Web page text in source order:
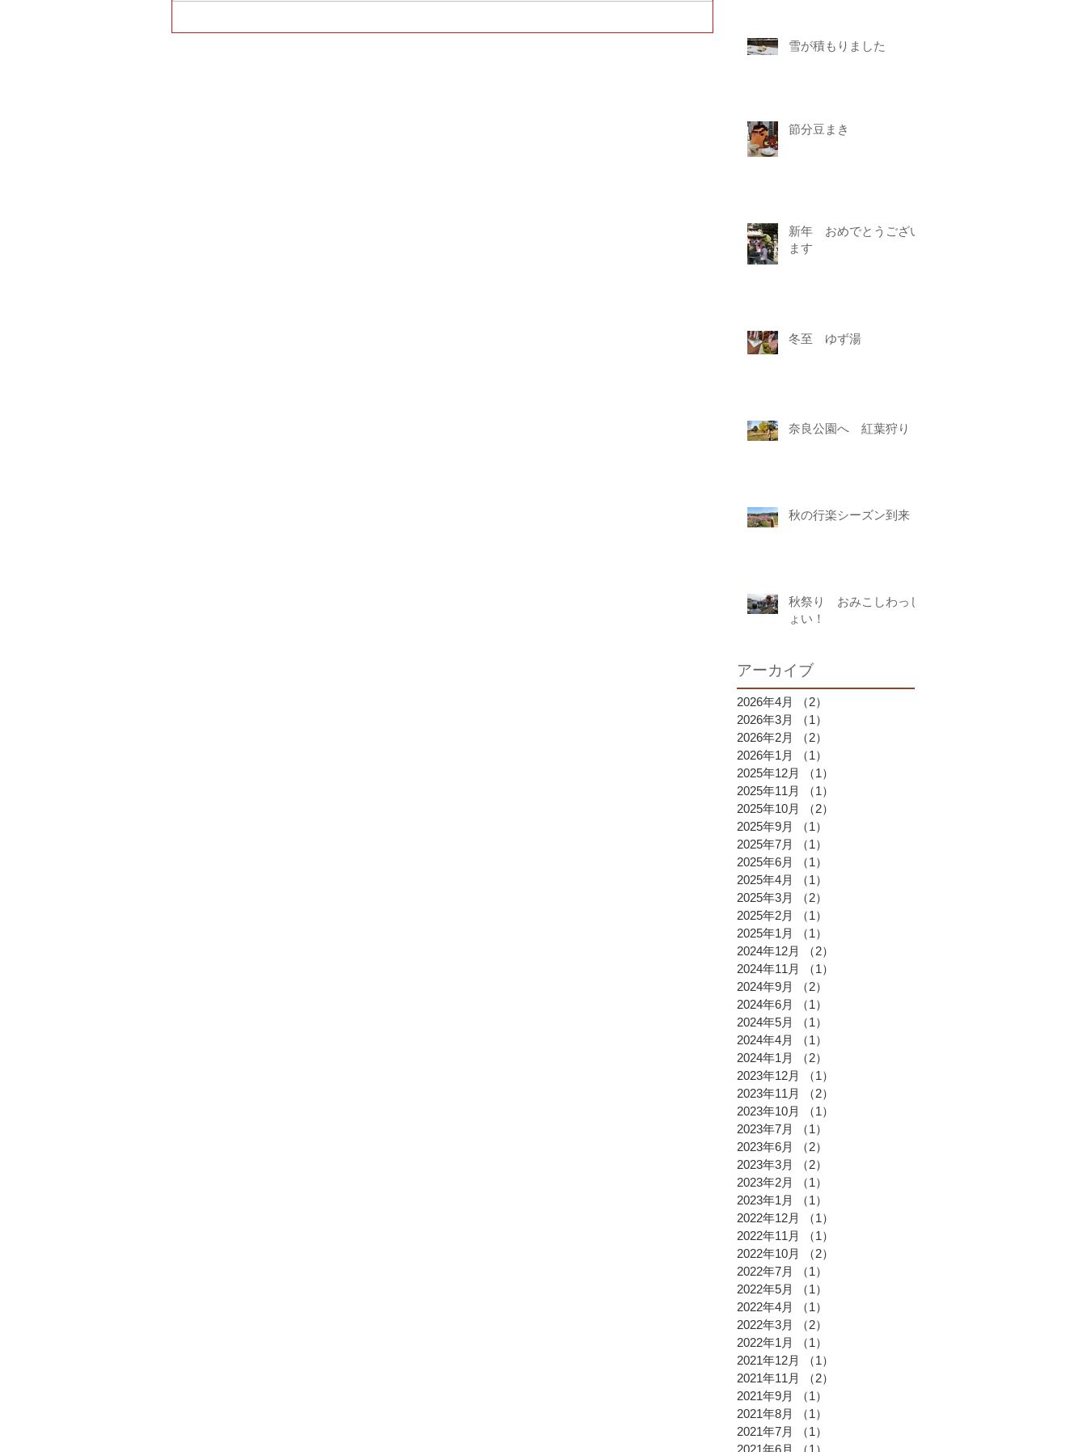
雪が積もりました
節分豆まき
新年 おめでとうござい
ます
冬至 ゆず湯
奈良公園へ 紅葉狩り
秋の行楽シーズン到来
秋祭り おみこしわっし
ょい！
アーカイブ
2026年4月 （2）
2026年3月
（1）
2026年2月
（2）
2026年1月
（1）
2025年12月
（1）
2025年11月
（1）
2025年10月
（2）
2025年9月
（1）
2025年7月
（1）
2025年6月
（1）
2025年4月
（1）
2025年3月
（2）
2025年2月
（1）
2025年1月
（1）
2024年12月
（2）
2024年11月
（1）
2024年9月
（2）
2024年6月
（1）
2024年5月
（1）
2024年4月
（1）
2024年1月
（2）
2023年12月
（1）
2023年11月
（2）
2023年10月
（1）
2023年7月
（1）
2023年6月
（2）
2023年3月
（2）
2023年2月
（1）
2023年1月
（1）
2022年12月
（1）
2022年11月
（1）
2022年10月
（2）
2022年7月
（1）
2022年5月
（1）
2022年4月
（1）
2022年3月
（2）
2022年1月
（1）
2021年12月
（1）
2021年11月
（2）
2021年9月
（1）
2021年8月
（1）
2021年7月
（1）
2021年6月
（1）